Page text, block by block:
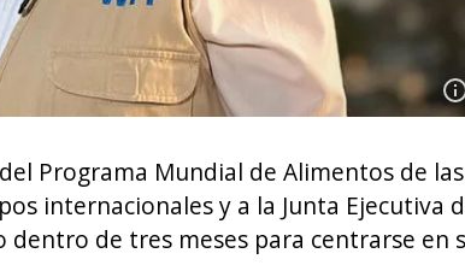
Programa Mundial de Alimentos de las
internacionales y a la Junta Ejecutiva
de tres meses para centrarse en